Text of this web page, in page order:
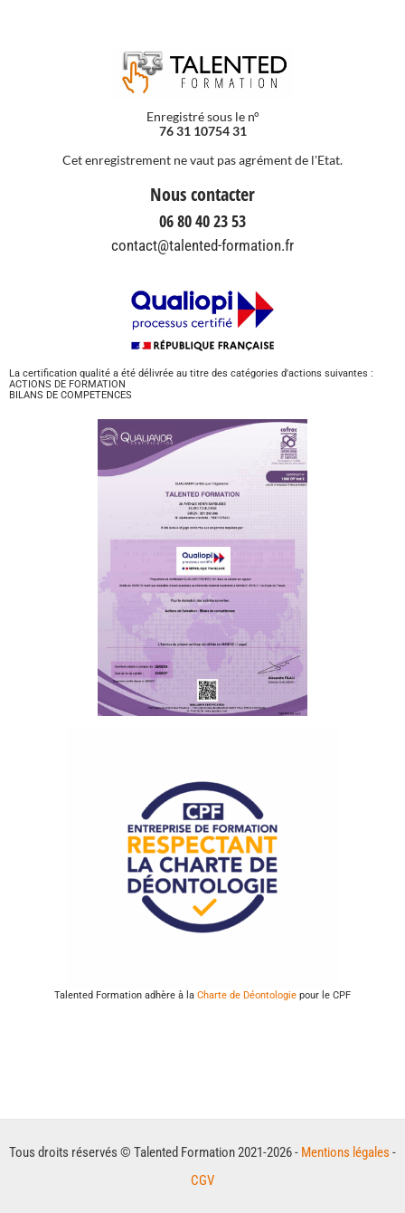
Enregistré sous le n°
76 31 10754 31
Cet enregistrement ne vaut pas agrément de l'Etat.
Nous contacter
06 80 40 23 53
contact@talented-formation.fr
La certification qualité a été délivrée au titre des catégories d'actions suivantes :
ACTIONS DE FORMATION
BILANS DE COMPETENCES
Talented Formation adhère à la Charte de Déontologie pour le CPF
Tous droits réservés © Talented Formation 2021-2026 - Mentions légales -
CGV